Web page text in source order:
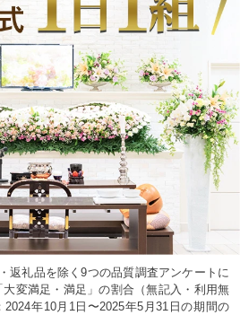
返礼品を除く9つの品質調査アンケートに
変満足・満足」の割合（無記入・利用無
年10月1日〜2025年5月31日の期間の